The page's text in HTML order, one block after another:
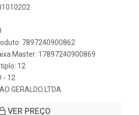
7897240900862
Master: 17897240900869
12
- 12
GERALDO LTDA
VER PREÇO